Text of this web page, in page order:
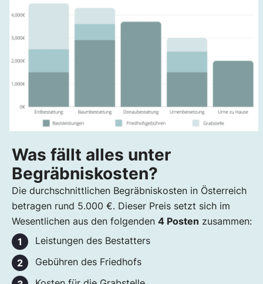
Was fällt alles unter
Begräbniskosten?
Die durchschnittlichen Begräbniskosten in Österreich
betragen rund 5.000 €. Dieser Preis setzt sich im
Wesentlichen aus den folgenden 4 Posten zusammen:
Leistungen des Bestatters
Gebühren des Friedhofs